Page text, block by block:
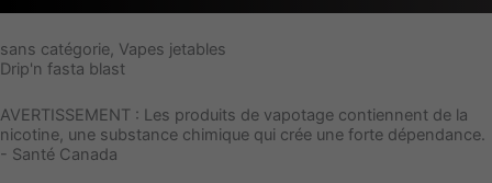
sans catégorie, Vapes jetables
Drip'n fasta blast
AVERTISSEMENT : Les produits de vapotage contiennent de la
nicotine, une substance chimique qui crée une forte dépendance.
- Santé Canada